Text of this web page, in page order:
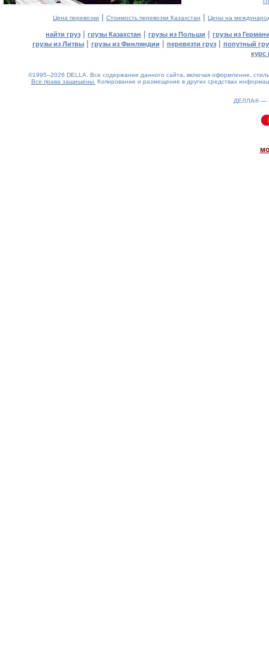
Цена перевозки | Стоимость перевозки Казахстан | Цены на
найти груз | грузы Казахстан | грузы из Польши | грузы из
грузы из Литвы| грузы из Финляндии | перевезти груз| попутный
курс
©1995–2026 DELLA. Все содержание данного сайта, включая оформление,
Все права защищены. Копирование и размещение в других средствах
ДЕЛЛА® —